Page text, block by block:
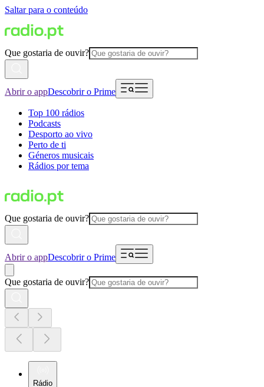
Saltar para o conteúdo
Que gostaria de ouvir?
Abrir o appDescobrir o Prime
Top 100 rádios
Podcasts
Desporto ao vivo
Perto de ti
Géneros musicais
Rádios por tema
Que gostaria de ouvir?
Abrir o appDescobrir o Prime
Que gostaria de ouvir?
Rádio